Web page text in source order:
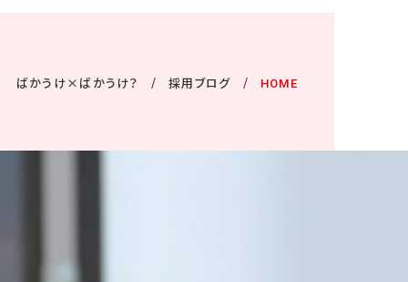
ばかうけ×ばかうけ？ 採用ブログ HOME